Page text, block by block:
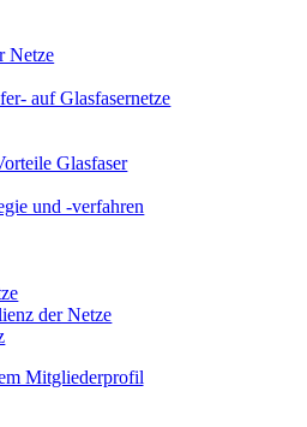
Netze
auf Glasfasernetze
Glasfaser
und -verfahren
der Netze
Mitgliederprofil